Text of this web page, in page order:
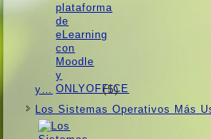
y… (5)
Los Sistemas Operativos Más